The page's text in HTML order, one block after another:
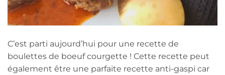
C’est parti aujourd’hui pour une recette de
boulettes de boeuf courgette ! Cette recette peut
également être une parfaite recette anti-gaspi car